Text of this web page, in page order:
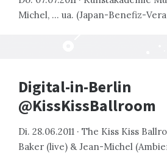
Michel, … ua. (Japan-Benefiz-
Digital-in-Berlin
@KissKissBallroom
Di. 28.06.2011 · The Kiss Kiss
Baker (live) & Jean-Michel